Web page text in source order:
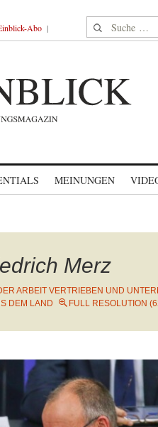
Abo Suche nach:
MEINUNGEN
Merz
ARBEIT VERTRIEBEN UND
DEM LAND
FULL RESOLUTION